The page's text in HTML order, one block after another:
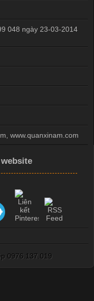
048 ngày 23-03-2014
www.quanxinam.com
0976.137.019